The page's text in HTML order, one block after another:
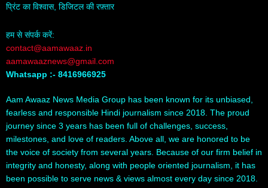
प्रिंट का विश्वास, डिजिटल की रफ़्तार
हम से संपर्क करें:
contact@aamawaaz.in
aamawaaznews@gmail.com
Whatsapp :- 8416966925
Aam Awaaz News Media Group has been known for its unbiased,
fearless and responsible Hindi journalism since 2018. The proud
journey since 3 years has been full of challenges, success,
milestones, and love of readers. Above all, we are honored to be
the voice of society from several years. Because of our firm belief in
integrity and honesty, along with people oriented journalism, it has
been possible to serve news & views almost every day since 2018.